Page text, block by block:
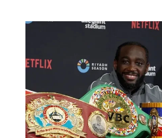
ไลฟ์ และกรรมการบริหารวันก่อเกียรติ
ด้วย"เสี่ยโก้" นายก่อเกียรติ พาณิชยารมณ์
ยอดเยี่ยม 3 สถาบัน และนายสรวีร์ ฤทธิ
ก่อเกียรติ และโปรโมเตอร์เวทีลุมพินี ที่เ
เดี้ยม ตะวันนา กรุงเทพฯ